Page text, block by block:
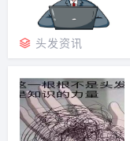
头发资讯